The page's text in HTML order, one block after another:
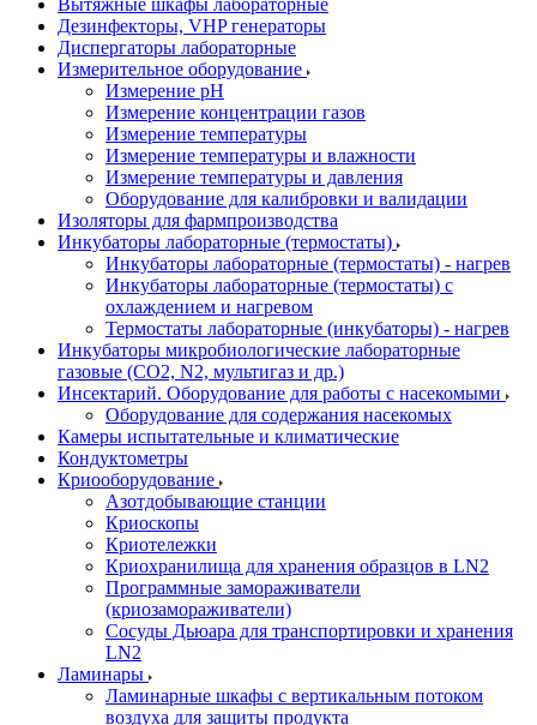
Вытяжные шкафы лабораторные
Дезинфекторы, VHP генераторы
Диспергаторы лабораторные
Измерительное оборудование
Измерение pH
Измерение концентрации газов
Измерение температуры
Измерение температуры и влажности
Измерение температуры и давления
Оборудование для калибровки и валидации
Изоляторы для фармпроизводства
Инкубаторы лабораторные (термостаты)
Инкубаторы лабораторные (термостаты) - нагрев
Инкубаторы лабораторные (термостаты) с
охлаждением и нагревом
Термостаты лабораторные (инкубаторы) - нагрев
Инкубаторы микробиологические лабораторные
газовые (CO2, N2, мультигаз и др.)
Инсектарий. Оборудование для работы с насекомыми
Оборудование для содержания насекомых
Камеры испытательные и климатические
Кондуктометры
Криооборудование
Азотдобывающие станции
Криоскопы
Криотележки
Криохранилища для хранения образцов в LN2
Программные замораживатели
(криозамораживатели)
Сосуды Дьюара для транспортировки и хранения
LN2
Ламинары
Ламинарные шкафы с вертикальным потоком
воздуха для защиты продукта